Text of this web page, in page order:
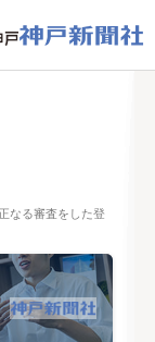
なる審査をした登